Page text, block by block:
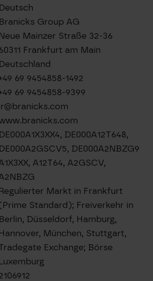
Group AG
Neue Mainzer Straße 32-36
Frankfurt am Main
69 9454858-1492
69 9454858-9399
DE000A12T648,
DE000A2NBZG9
A12T64, A2GSCV,
Regulierter Markt in Frankfurt
Standard); Freiverkehr in
Düsseldorf, Hamburg,
Hannover, München, Stuttgart,
Exchange; Börse
Luxemburg